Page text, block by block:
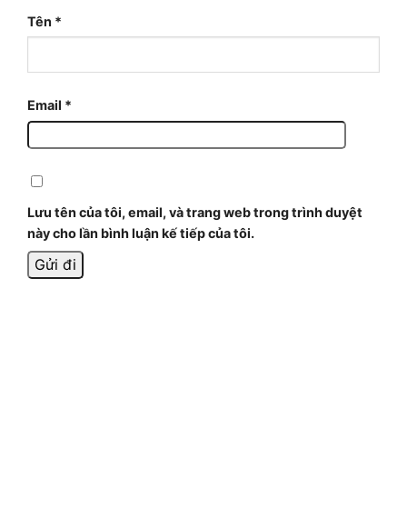
Tên *
Email *
Lưu tên của tôi, email, và trang web trong trình duyệt
này cho lần bình luận kế tiếp của tôi.